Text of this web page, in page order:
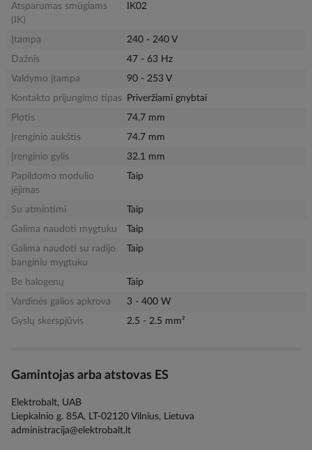
Atsparumas smūgiams
(IK)
IK02
Įtampa
240 - 240 V
Dažnis
47 - 63 Hz
Valdymo įtampa
90 - 253 V
Kontakto prijungimo tipas
Priveržiami gnybtai
Plotis
74.7 mm
Įrenginio aukštis
74.7 mm
Įrenginio gylis
32.1 mm
Papildomo modulio
įėjimas
Taip
Su atmintimi
Taip
Galima naudoti mygtuku
Taip
Galima naudoti su radijo
banginiu mygtuku
Taip
Be halogenų
Taip
Vardinės galios apkrova
3 - 400 W
Gyslų skerspjūvis
2.5 - 2.5 mm²
Gamintojas arba atstovas ES
Elektrobalt, UAB
Liepkalnio g. 85A, LT-02120 Vilnius, Lietuva
administracija@elektrobalt.lt